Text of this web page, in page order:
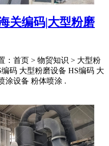
关编码|大型粉磨
：首页 > 物贸知识 > 大型粉
码 大型粉磨设备 HS编码 大
涂设备 粉体喷涂 .